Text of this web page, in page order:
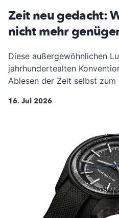
Zeit neu gedacht:
nicht mehr
Diese außergewöhnlichen
jahrhundertealten
Ablesen der Zeit selbst zum
16. Jul 2026